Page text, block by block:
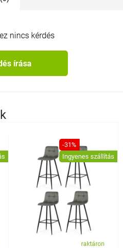
nincs kérdés
írása
-31%
Ingyenes szállítás
raktáron